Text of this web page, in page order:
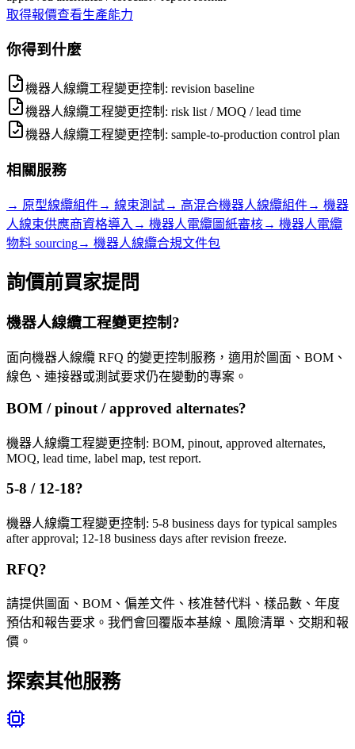
取得報價查看生產能力
你得到什麼
機器人線纜工程變更控制: revision baseline
機器人線纜工程變更控制: risk list / MOQ / lead time
機器人線纜工程變更控制: sample-to-production control plan
相關服務
→ 原型線纜組件→ 線束測試→ 高混合機器人線纜組件→ 機器
人線束供應商資格導入 → 機器人電纜圖紙審核→ 機器人電纜
物料 sourcing→ 機器人線纜合規文件包
詢價前買家提問
機器人線纜工程變更控制?
面向機器人線纜 RFQ 的變更控制服務，適用於圖面、BOM、
線色、連接器或測試要求仍在變動的專案。
BOM / pinout / approved alternates?
機器人線纜工程變更控制: BOM, pinout, approved alternates,
MOQ, lead time, label map, test report.
5-8 / 12-18?
機器人線纜工程變更控制: 5-8 business days for typical samples
after approval; 12-18 business days after revision freeze.
RFQ?
請提供圖面、BOM、偏差文件、核准替代料、樣品數、年度
預估和報告要求。我們會回覆版本基線、風險清單、交期和報
價。
探索其他服務